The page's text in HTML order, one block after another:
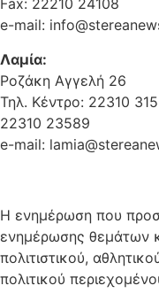
Fax: 22210 24108
e-mail:
Λαμία:
Ροζάκη Αγγελή 26
Τηλ. Κέντρο: 22310
22310 23589
e-mail:
Η ενημέρωση που
ενημέρωσης θεμάτων
πολιτιστικού,
πολιτικού